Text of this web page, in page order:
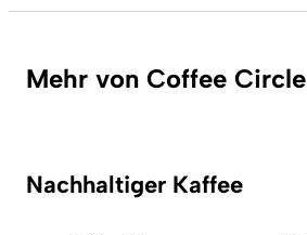
Mehr von Coffee Circle
Nachhaltiger Kaffee